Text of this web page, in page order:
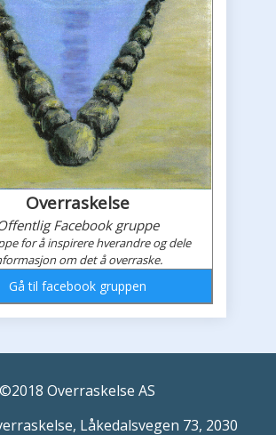
Overraskelse
Facebook gruppe
for å inspirere hverandre og dele
om det å overraske.
Gå til facebook gruppen
©2018 Overraskelse AS
Låkedalsvegen 73, 2030